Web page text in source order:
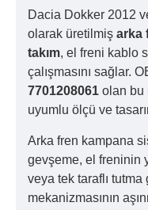
Dacia Dokker 2012
olarak üretilmiş arka
takım, el freni kablo
çalışmasını sağlar.
7701208061 olan bu
uyumlu ölçü ve
Arka fren kampana
gevşeme, el freninin
veya tek taraflı
mekanizmasının